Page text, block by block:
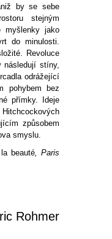
by se sebe
stejným
jako
do minulosti.
Revoluce
následují stíny,
odrážející
pohybem bez
přímky. Ideje
způsobem
smyslu.
beauté, Paris
Rohmer